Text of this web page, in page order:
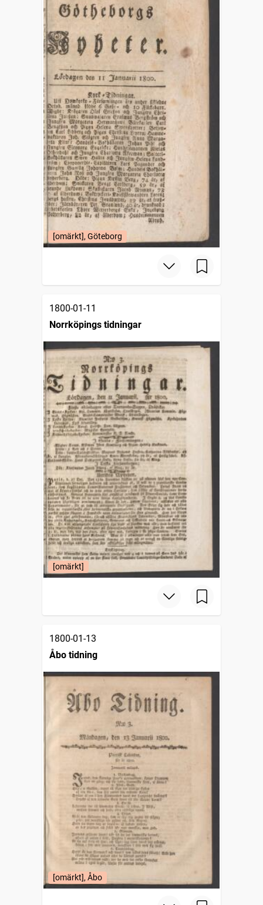
[omärkt], Göteborg
1800-01-11
Norrköpings tidningar
[omärkt]
1800-01-13
Åbo tidning
[omärkt], Åbo